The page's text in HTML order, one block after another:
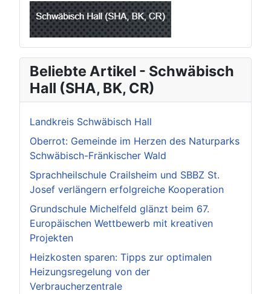
Beliebte Artikel - Schwäbisch
Hall (SHA, BK, CR)
Landkreis Schwäbisch Hall
Oberrot: Gemeinde im Herzen des Naturparks
Schwäbisch-Fränkischer Wald
Sprachheilschule Crailsheim und SBBZ St.
Josef verlängern erfolgreiche Kooperation
Grundschule Michelfeld glänzt beim 67.
Europäischen Wettbewerb mit kreativen
Projekten
Heizkosten sparen: Tipps zur optimalen
Heizungsregelung von der
Verbraucherzentrale